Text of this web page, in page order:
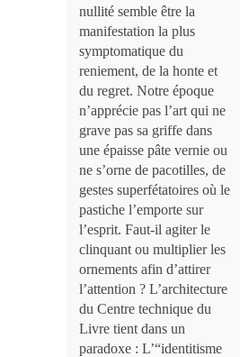
nullité semble être la
manifestation la plus
symptomatique du
reniement, de la honte et
du regret. Notre époque
n’apprécie pas l’art qui ne
grave pas sa griffe dans
une épaisse pâte vernie ou
ne s’orne de pacotilles, de
gestes superfétatoires où le
pastiche l’emporte sur
l’esprit. Faut-il agiter le
clinquant ou multiplier les
ornements afin d’attirer
l’attention ? L’architecture
du Centre technique du
Livre tient dans un
paradoxe : L’“identitisme